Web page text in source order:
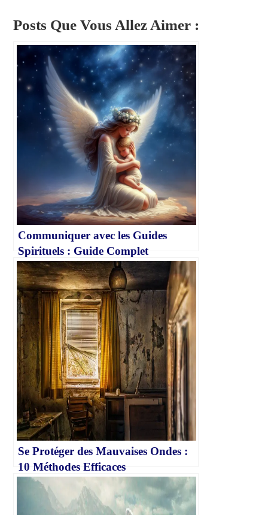
Posts Que Vous Allez Aimer :
Communiquer avec les Guides
Spirituels : Guide Complet
Se Protéger des Mauvaises Ondes :
10 Méthodes Efficaces